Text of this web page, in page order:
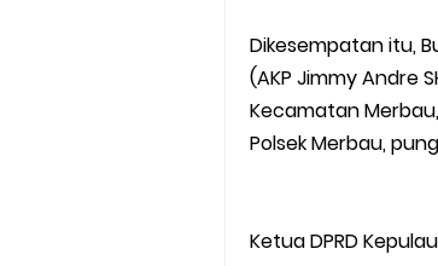
Dikesempatan itu,
(AKP Jimmy Andre
Kecamatan
Polsek Merbau,
Ketua DPRD